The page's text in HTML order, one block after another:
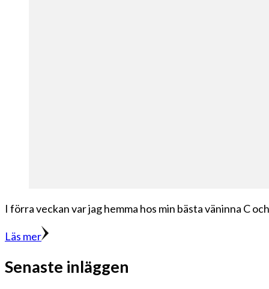
I förra veckan var jag hemma hos min bästa väninna C
Läs mer
Senaste inläggen